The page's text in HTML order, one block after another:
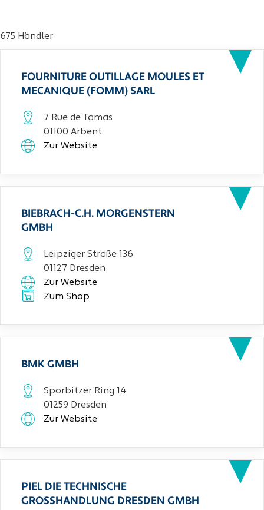
675 Händler
FOURNITURE OUTILLAGE MOULES ET
MECANIQUE (FOMM) SARL
7 Rue de Tamas
01100 Arbent
Zur Website
BIEBRACH-C.H. MORGENSTERN
GMBH
Leipziger Straße 136
01127 Dresden
Zur Website
Zum Shop
BMK GMBH
Sporbitzer Ring 14
01259 Dresden
Zur Website
PIEL DIE TECHNISCHE
GROSSHANDLUNG DRESDEN GMBH